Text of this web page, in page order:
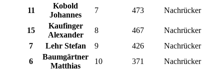
11
Kobold
Johannes
7 473 Nachrücker
15
Kaufinger
Alexander
8 467
Nachrücker
7
Lehr Stefan 9 426
Nachrücker
6
Baumgärtner
Matthias
10 371 Nachrücker